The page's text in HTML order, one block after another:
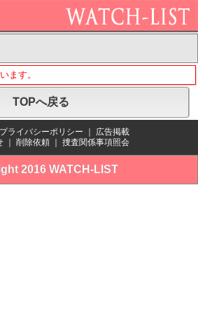
ます。
TOPへ戻る
プライバシーポリシー
広告掲載
削除依頼 捜査関係事項照会
2016 WATCH-LIST